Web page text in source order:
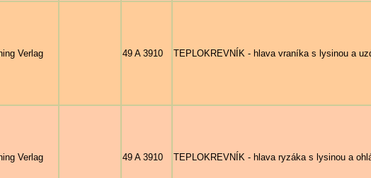
Verlag 49 A 3910 TEPLOKREVNÍK - hlava vraníka s lysinou a
Verlag 49 A 3910 TEPLOKREVNÍK - hlava ryzáka s lysinou a